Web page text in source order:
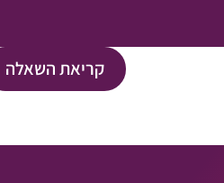
קריאת השאלה